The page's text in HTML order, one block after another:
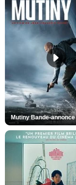
Mutiny Bande-annonce